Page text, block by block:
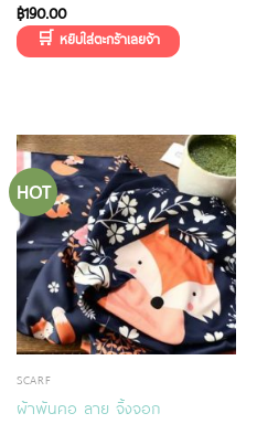
฿190.00
HOT
SCARF
ผ้าพันคอ ลาย จิ้งจอก